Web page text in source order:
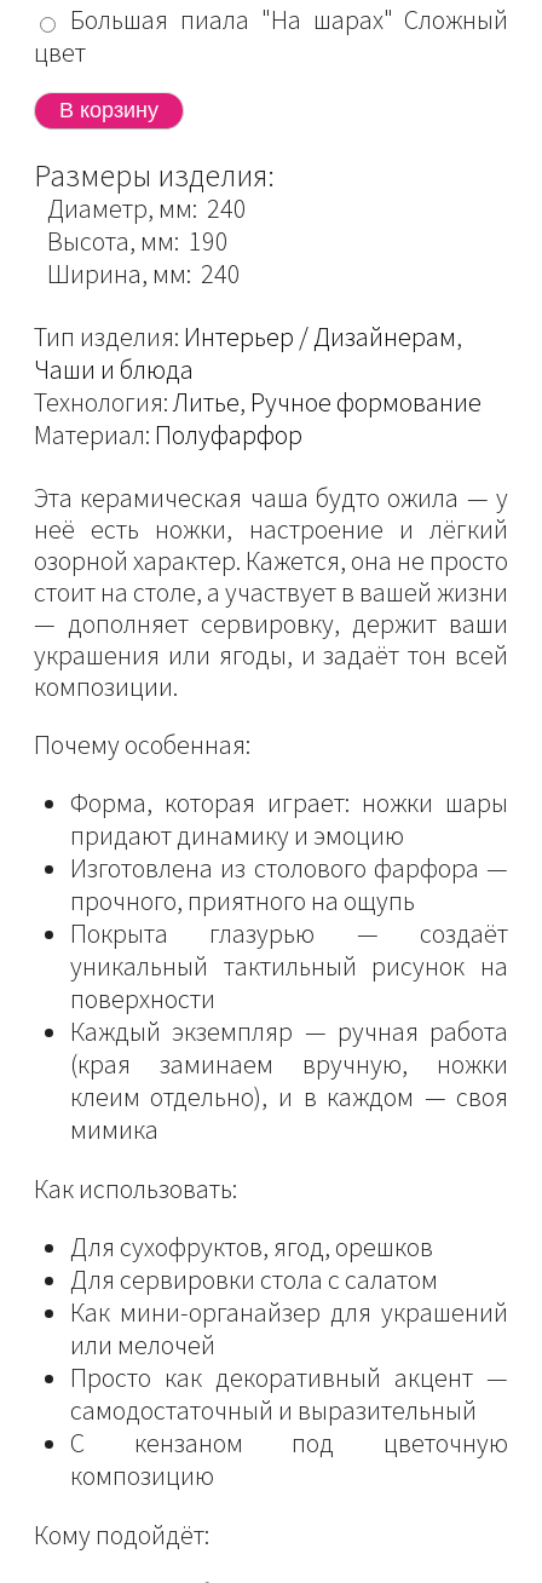
Большая пиала "На шарах" Сложный
цвет
Размеры изделия:
Диаметр, мм: 240
Высота, мм: 190
Ширина, мм: 240
Тип изделия: Интерьер / Дизайнерам,
Чаши и блюда
Технология:Литье, Ручное формование
Материал: Полуфарфор
Эта керамическая чаша будто ожила — у
неё есть ножки, настроение и лёгкий
озорной характер. Кажется, она не просто
стоит на столе, а участвует в вашей жизни
— дополняет сервировку, держит ваши
украшения или ягоды, и задаёт тон всей
композиции.
Почему особенная:
Форма, которая играет: ножки шары
придают динамику и эмоцию
Изготовлена из столового фарфора —
прочного, приятного на ощупь
Покрыта глазурью — создаёт
уникальный тактильный рисунок на
поверхности
Каждый экземпляр — ручная работа
(края заминаем вручную, ножки
клеим отдельно), и в каждом — своя
мимика
Как использовать:
Для сухофруктов, ягод, орешков
Для сервировки стола с салатом
Как мини-органайзер для украшений
или мелочей
Просто как декоративный акцент —
самодостаточный и выразительный
С кензаном под цветочную
композицию
Кому подойдёт: